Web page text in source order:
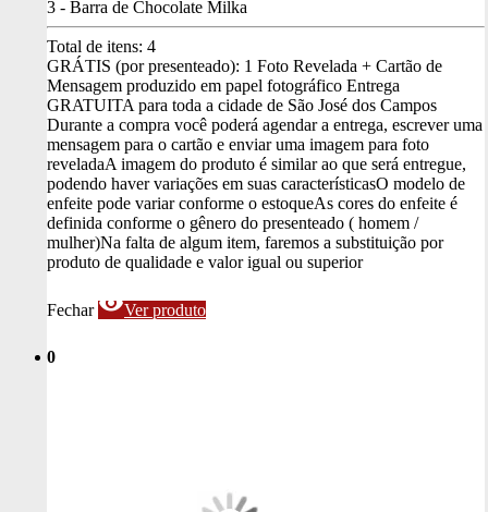
3 - Barra de Chocolate Milka
Total de itens: 4
GRÁTIS (por presenteado): 1 Foto Revelada + Cartão de
Mensagem produzido em papel fotográfico Entrega
GRATUITA para toda a cidade de São José dos Campos
Durante a compra você poderá agendar a entrega, escrever uma
mensagem para o cartão e enviar uma imagem para foto
reveladaA imagem do produto é similar ao que será entregue,
podendo haver variações em suas característicasO modelo de
enfeite pode variar conforme o estoqueAs cores do enfeite é
definida conforme o gênero do presenteado ( homem /
mulher)Na falta de algum item, faremos a substituição por
produto de qualidade e valor igual ou superior
Fechar visibilityVer produto
0